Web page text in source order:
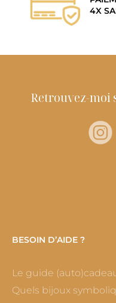
4X
Retrouvez-moi
BESOIN D’AIDE ?
Le guide
Quels bijoux